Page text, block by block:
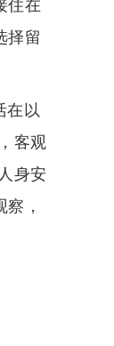
住在
择留
在以
客观
身安
，